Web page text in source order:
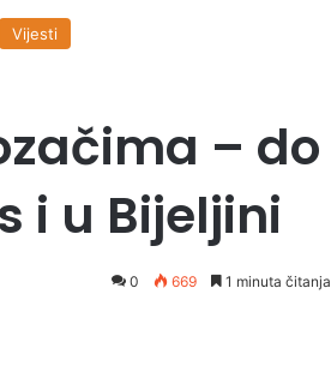
Vijesti
– do
i u Bijeljini
0 669 1 minuta čitanja